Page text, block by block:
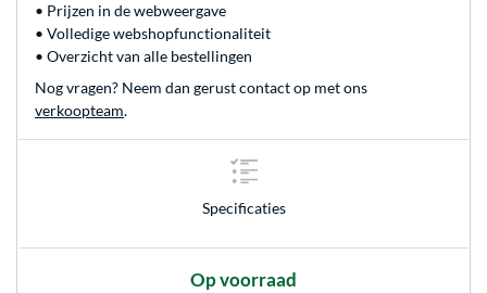
• Prijzen in de webweergave
• Volledige webshopfunctionaliteit
• Overzicht van alle bestellingen
Nog vragen? Neem dan gerust contact op met ons
verkoopteam.
Specificaties
Op voorraad